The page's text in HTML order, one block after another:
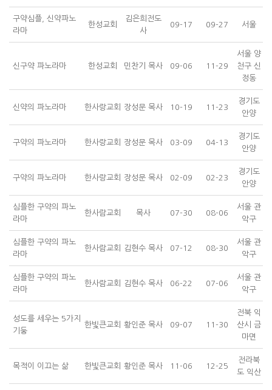
구약심플, 신약파노
라마
한성교회
김은희전도
사
09-17 09-27 서울
신구약 파노라마 한성교회 민찬기 목사 09-06 11-29
서울 양
천구 신
정동
신약의 파노라마 한사랑교회 장성문 목사 10-19 11-23
경기도
안양
구약의 파노라마 한사랑교회 장성문 목사 03-09 04-13
경기도
안양
구약의 파노라마 한사랑교회 장성문 목사 02-09 02-23
경기도
안양
심플한 구약의 파노
라마
한사람교회 목사 07-30 08-06
서울 관
악구
심플한 구약의 파노
라마
한사람교회 김현수 목사 07-12 08-30
서울 관
악구
심플한 구약의 파노
라마
한사람교회 김현수 목사 06-22 07-06
서울 관
악구
성도를 세우는 5가지
기둥
한빛큰교회 황인준 목사 09-07 11-30
전북 익
산시 금
마면
목적이 이끄는 삶 한빛큰교회 황인준 목사 11-06 12-25
전라북
도 익산